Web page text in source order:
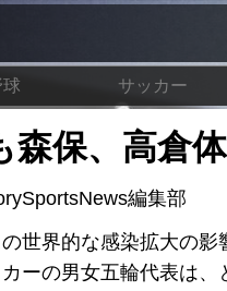
球 サッカー
森保、高倉
編集部
世界的な感染拡大の影
ーの男女五輪代表は